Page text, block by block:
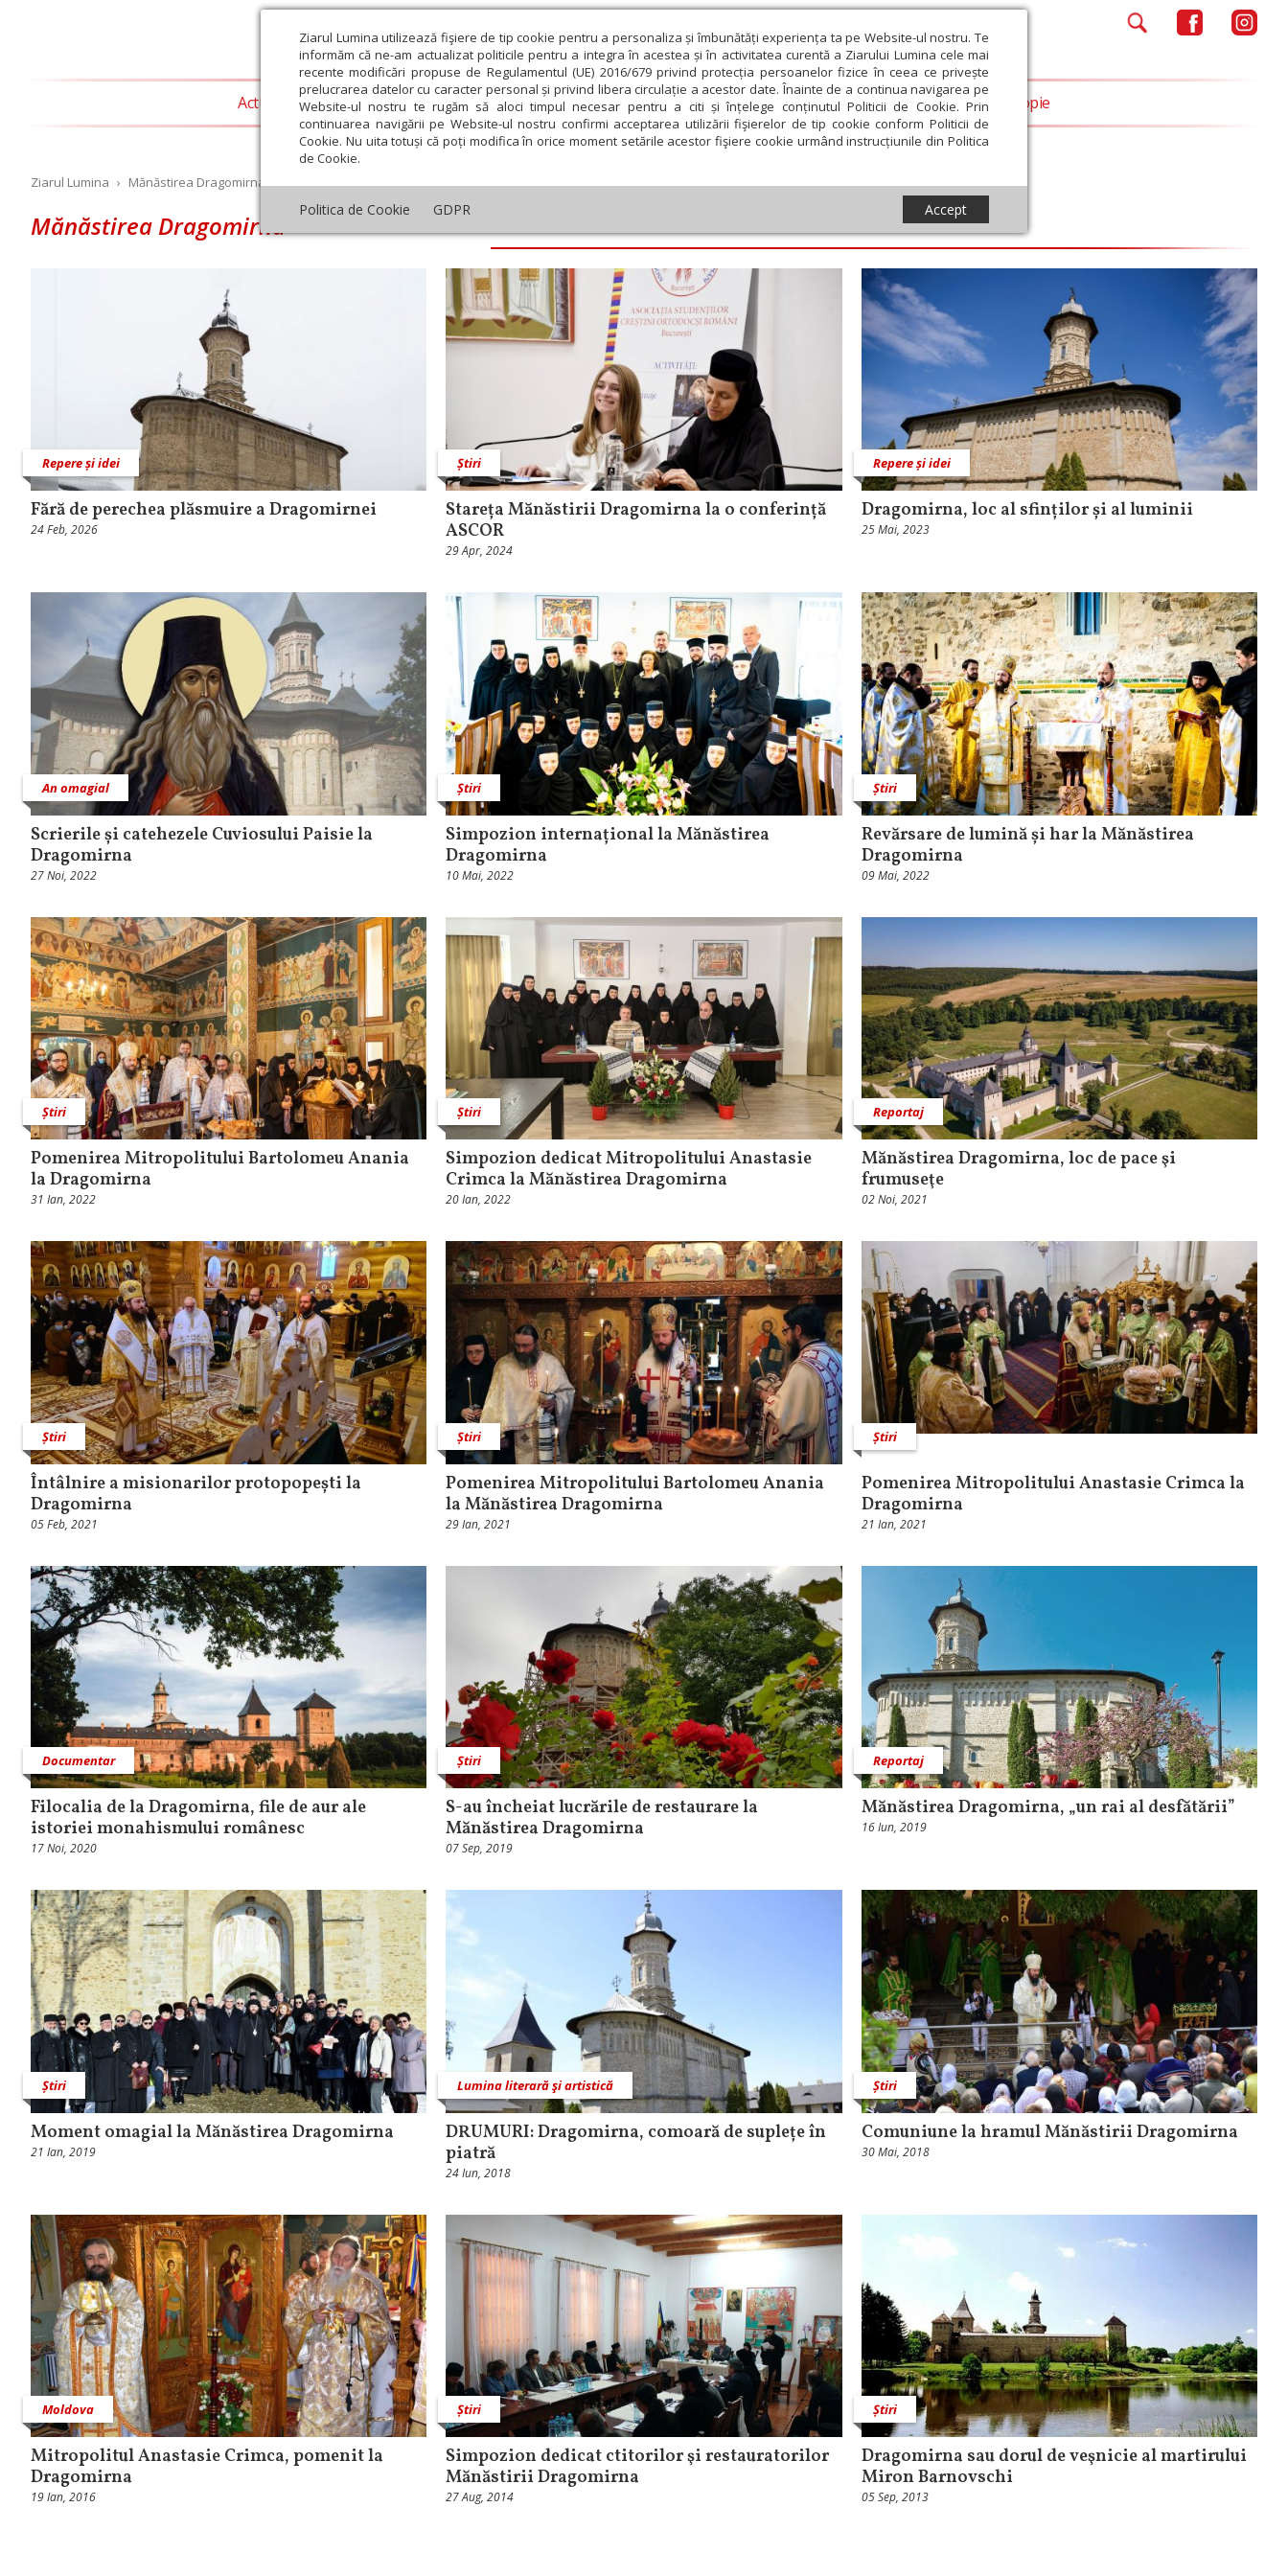
Ziarul Lumina utilizează fişiere de tip cookie pentru a personaliza și îmbunătăți experiența ta pe Website-ul nostru. Te
informăm că ne-am actualizat politicile pentru a integra în acestea și în activitatea curentă a Ziarului Lumina cele mai
recente modificări propuse de Regulamentul (UE) 2016/679 privind protecția persoanelor fizice în ceea ce privește
prelucrarea datelor cu caracter personal și privind libera circulație a acestor date. Înainte de a continua navigarea pe
Website-ul nostru te rugăm să aloci timpul necesar pentru a citi și înțelege conținutul Politicii de Cookie. Prin
continuarea navigării pe Website-ul nostru confirmi acceptarea utilizării fişierelor de tip cookie conform Politicii de
Cookie. Nu uita totuși că poți modifica în orice moment setările acestor fişiere cookie urmând instrucțiunile din Politica
de Cookie.
Politica de Cookie GDPR Accept
Actualitate religioasă Teologie și spiritualitate Educaţie și Cultură Societate Opinii Filantropie
Ziarul Lumina › Mănăstirea Dragomirna
Mănăstirea Dragomirna
Repere și idei
Fără de perechea plăsmuire a Dragomirnei
24 Feb, 2026
Știri
Stareța Mănăstirii Dragomirna la o conferință
ASCOR
29 Apr, 2024
Repere și idei
Dragomirna, loc al sfinților și al luminii
25 Mai, 2023
An omagial
Scrierile și catehezele Cuviosului Paisie la
Dragomirna
27 Noi, 2022
Știri
Simpozion internațional la Mănăstirea
Dragomirna
10 Mai, 2022
Știri
Revărsare de lumină și har la Mănăstirea
Dragomirna
09 Mai, 2022
Știri
Pomenirea Mitropolitului Bartolomeu Anania
la Dragomirna
31 Ian, 2022
Știri
Simpozion dedicat Mitropolitului Anastasie
Crimca la Mănăstirea Dragomirna
20 Ian, 2022
Reportaj
Mănăstirea Dragomirna, loc de pace şi
frumuseţe
02 Noi, 2021
Știri
Întâlnire a misionarilor protopopești la
Dragomirna
05 Feb, 2021
Știri
Pomenirea Mitropolitului Bartolomeu Anania
la Mănăstirea Dragomirna
29 Ian, 2021
Știri
Pomenirea Mitropolitului Anastasie Crimca la
Dragomirna
21 Ian, 2021
Documentar
Filocalia de la Dragomirna, file de aur ale
istoriei monahismului românesc
17 Noi, 2020
Știri
S-au încheiat lucrările de restaurare la
Mănăstirea Dragomirna
07 Sep, 2019
Reportaj
Mănăstirea Dragomirna, „un rai al desfătării”
16 Iun, 2019
Știri
Moment omagial la Mănăstirea Dragomirna
21 Ian, 2019
Lumina literară şi artistică
DRUMURI: Dragomirna, comoară de suplețe în
piatră
24 Iun, 2018
Știri
Comuniune la hramul Mănăstirii Dragomirna
30 Mai, 2018
Moldova
Mitropolitul Anastasie Crimca, pomenit la
Dragomirna
19 Ian, 2016
Știri
Simpozion dedicat ctitorilor şi restauratorilor
Mănăstirii Dragomirna
27 Aug, 2014
Știri
Dragomirna sau dorul de veşnicie al martirului
Miron Barnovschi
05 Sep, 2013